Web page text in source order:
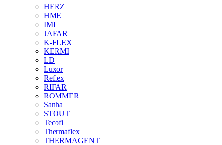
HERZ
HME
IMI
JAFAR
K-FLEX
KERMI
LD
Luxor
Reflex
RIFAR
ROMMER
Sanha
STOUT
Tecofi
Thermaflex
THERMAGENT